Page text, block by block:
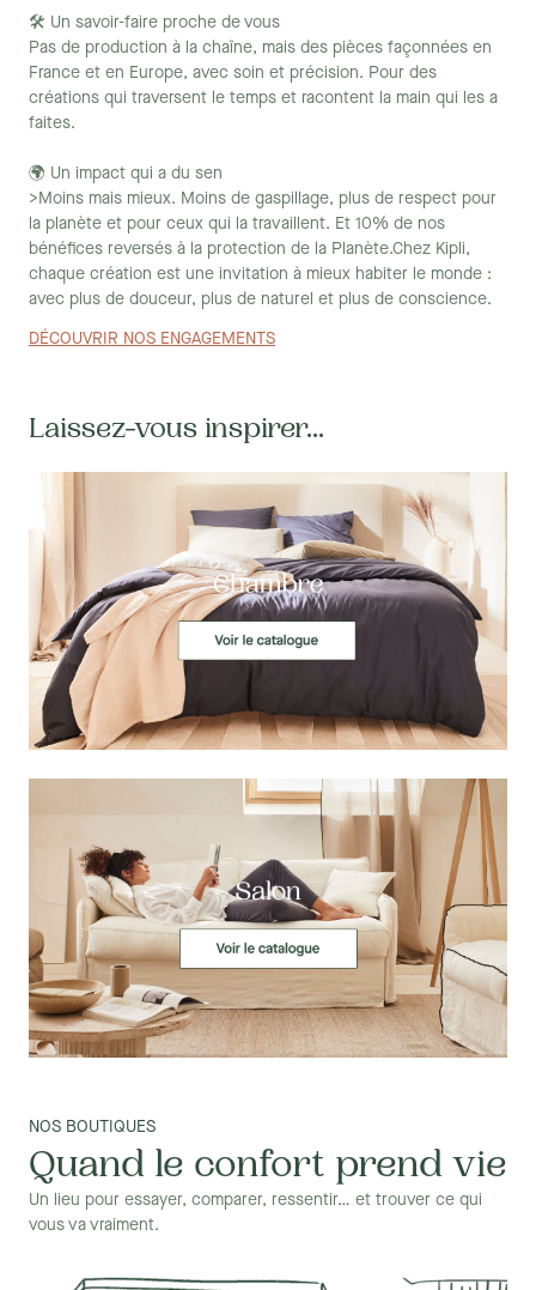
préférence personnelle. C'est pourquoi notre collection de
canapés convertibles 3 places propose une variété de designs,
des lignes épurées et contemporaines aux courbes classiques et
intemporelles. Avec une palette de couleurs (beige, blanc,
marron) et de finitions pour correspondre à tous les goûts, vous
votre espace de vie. La plupart de nos canapés sont conçu à partir
de lin français par notre tisseur local. Les assises sont composés
de latex 100% naturel pour un confort optimal et durable.
🛠 Un savoir-faire proche de vous
Pas de production à la chaîne, mais des pièces façonnées en
France et en Europe, avec soin et précision. Pour des
créations qui traversent le temps et racontent la main qui les a
faites.
🌍 Un impact qui a du sen
>Moins mais mieux. Moins de gaspillage, plus de respect pour
la planète et pour ceux qui la travaillent. Et 10% de nos
bénéfices reversés à la protection de la Planète.Chez Kipli,
chaque création est une invitation à mieux habiter le monde :
avec plus de douceur, plus de naturel et plus de conscience.
DÉCOUVRIR NOS ENGAGEMENTS
Laissez-vous inspirer...
NOS BOUTIQUES
Quand le confort prend vie
Un lieu pour essayer, comparer, ressentir… et trouver ce qui
vous va vraiment.